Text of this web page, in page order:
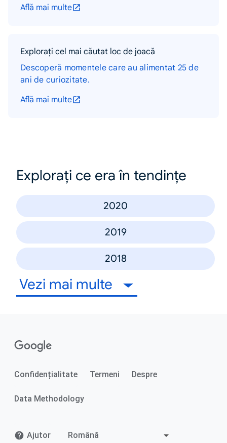
Află mai multe
Explorați cel mai căutat loc de joacă
Descoperă momentele care au alimentat 25 de
ani de curiozitate.
Află mai multe
Explorați ce era în tendințe
2020
2019
2018
Vezi mai multe
Confidențialitate Termeni Despre
Data Methodology
Ajutor